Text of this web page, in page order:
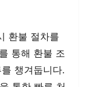
환불 절차를
통해 환불 조
챙겨둡니다.